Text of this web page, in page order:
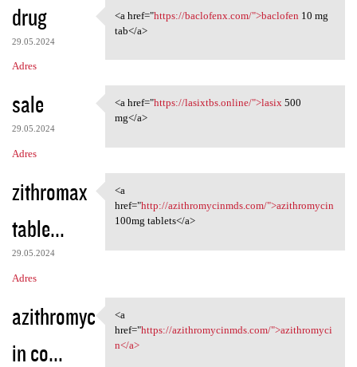
drug
29.05.2024
Adres
<a href="https://baclofenx
<a href="https://baclofenx.com/">baclofen 10 mg
tab</a>
sale
29.05.2024
Adres
<a href="https://lasixtbs
<a href="https://lasixtbs.online/">lasix500
mg</a>
zithromax
table...
29.05.2024
Adres
<a href="http:/
<a
href="http://azithromycinmds.com/">azithromycin
100mg tablets</a>
azithromyc
in co...
<a href="https:/
<a
href="https://azithromycinmds.com/">azithromyci
n</a>